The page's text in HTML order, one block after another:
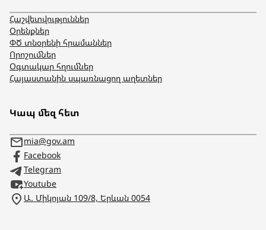
Հաշվետվություններ
Օրենքներ
ՓԾ տնօրենի հրամաններ
Որոշումներ
Օգտակար հղումներ
Հայաստանին սպառնացող աղետներ
Կապ մեզ հետ
mia@gov.am
Facebook
Telegram
Youtube
Ա. Միկոյան 109/8, Երևան 0054